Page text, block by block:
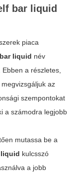
bar liquid
piaca
liquid név
a részletes,
az
szempontokat
a számodra legjobb
mutassa be a
kulcsszó
a jobb